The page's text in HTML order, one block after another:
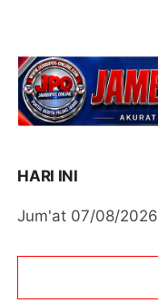
HARI INI
Jum'at 07/08/2026